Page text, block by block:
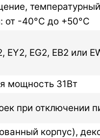
от -40°C до +50°C
EG2, EB2 или
мощность 31Вт
при отключении
корпус),